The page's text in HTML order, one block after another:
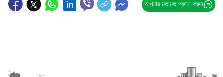
আপনার মতামত প্রদান করুন